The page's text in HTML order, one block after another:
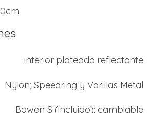
interior plateado reflectante
Nylon; Speedring y Varillas Metal
Bowen S (incluido); cambiable